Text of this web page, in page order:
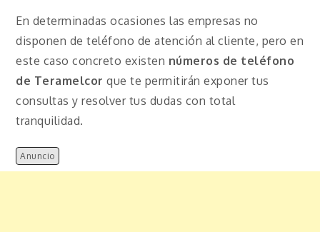
En determinadas ocasiones las empresas no
disponen de teléfono de atención al cliente, pero en
este caso concreto existen números de teléfono
de Teramelcorque te permitirán exponer tus
consultas y resolver tus dudas con total
tranquilidad.
Anuncio